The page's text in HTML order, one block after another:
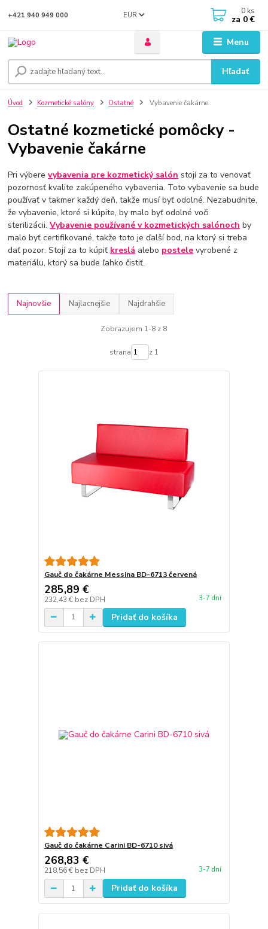
Menu
EUR
Hľadať
+421 940 949 000 0 ks
za 0 €
Úvod Kozmetické salóny Ostatné Vybavenie čakárne
Ostatné kozmetické pomôcky -
Vybavenie čakárne
Pri výberevybavenia pre kozmetický salón stojí za to venovať
pozornosť kvalite zakúpeného vybavenia. Toto vybavenie sa bude
používať v takmer každý deň, takže musí byť odolné. Nezabudnite,
že vybavenie, ktoré si kúpite, by malo byť odolné voči
sterilizácii.Vybavenie používané v kozmetických salónoch by
malo byť certifikované, takže toto je ďalší bod, na ktorý si treba
dať pozor. Stojí za to kúpiť kreslá alebo postele vyrobené z
materiálu, ktorý sa bude ľahko čistiť.
Najnovšie Najlacnejšie Najdrahšie
Zobrazujem 1-8 z 8
strana z 1
Gauč do čakárne Messina BD-6713 červená
285,89 €
232,43 € bez DPH 3-7 dní
Pridať do košíka
Gauč do čakárne Carini BD-6710 sivá
268,83 €
218,56 € bez DPH 3-7 dní
Pridať do košíka